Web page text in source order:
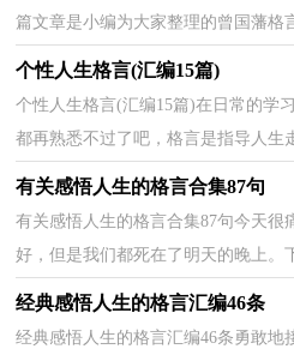
篇文章是小编为大家整理的曾国藩格
忧患横逆之来，当稍忍以待其定。2
个性人生格言(汇编15篇)
个性人生格言(汇编15篇)在日常的学
都再熟悉不过了吧，格言是指导人生
人生取得进步。那么问题来了，到底
有关感悟人生的格言合集87句
有关感悟人生的格言合集87句今天很
好，但是我们都死在了明天的晚上。
生的格言87句,欢迎阅读，希望大家能
经典感悟人生的格言汇编46条
经典感悟人生的格言汇编46条勇敢地